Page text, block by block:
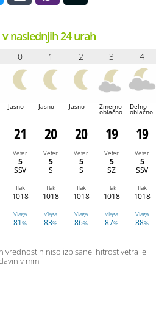
naslednjih 24 urah
0 1 2 3 4
Jasno Jasno Jasno Zmerno
oblačno
Delno
oblačno
21 20 20 19 19
Veter
5
SSV
Veter
5
S
Veter
5
S
Veter
5
SZ
Veter
5
SSV
Tlak
1018
Tlak
1018
Tlak
1018
Tlak
1018
Tlak
1018
Vlaga
81%
Vlaga
83%
Vlaga
86%
Vlaga
87%
Vlaga
88%
vrednostih niso izpisane: hitrost vetra je
v mm